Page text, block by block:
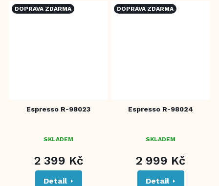
DOPRAVA ZDARMA
Espresso R-98023
SKLADEM
2 399 Kč
Detail
DOPRAVA ZDARMA
Espresso R-98024
SKLADEM
2 999 Kč
Detail